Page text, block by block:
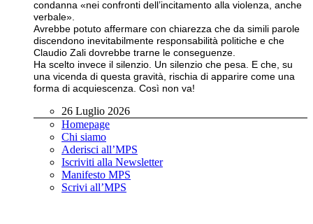
condanna «nei confronti dell’incitamento alla violenza, anche
verbale».
Avrebbe potuto affermare con chiarezza che da simili parole
discendono inevitabilmente responsabilità politiche e che
Claudio Zali dovrebbe trarne le conseguenze.
Ha scelto invece il silenzio. Un silenzio che pesa. E che, su
una vicenda di questa gravità, rischia di apparire come una
forma di acquiescenza. Così non va!
26 Luglio 2026
Homepage
Chi siamo
Aderisci all’MPS
Iscriviti alla Newsletter
Manifesto MPS
Scrivi all’MPS